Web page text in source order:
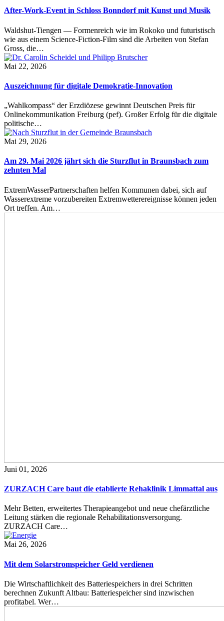
After-Work-Event in Schloss Bonndorf mit Kunst und Musik
Waldshut-Tiengen — Formenreich wie im Rokoko und futuristisch
wie aus einem Science-Fiction-Film sind die Arbeiten von Stefan
Gross, die…
Mai 22, 2026
Auszeichnung für digitale Demokratie-Innovation
„Wahlkompass“ der Erzdiözese gewinnt Deutschen Preis für
Onlinekommunikation Freiburg (pef). Großer Erfolg für die digitale
politische…
Mai 29, 2026
Am 29. Mai 2026 jährt sich die Sturzflut in Braunsbach zum
zehnten Mal
ExtremWasserPartnerschaften helfen Kommunen dabei, sich auf
Wasserextreme vorzubereiten Extremwetterereignisse können jeden
Ort treffen. Am…
Juni 01, 2026
ZURZACH Care baut die etablierte Rehaklinik Limmattal aus
Mehr Betten, erweitertes Therapieangebot und neue chefärztliche
Leitung stärken die regionale Rehabilitationsversorgung.
ZURZACH Care…
Mai 26, 2026
Mit dem Solarstromspeicher Geld verdienen
Die Wirtschaftlichkeit des Batteriespeichers in drei Schritten
berechnen Zukunft Altbau: Batteriespeicher sind inzwischen
profitabel. Wer…